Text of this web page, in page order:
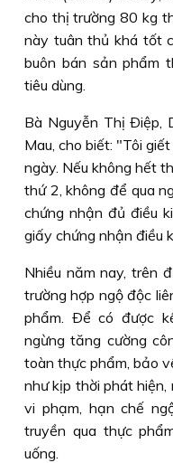
cho thị trường 80 kg
này tuân thủ khá tốt
buôn bán sản phẩm
tiêu dùng.
Bà Nguyễn Thị Ðiệp,
Mau, cho biết: "Tôi
ngày. Nếu không hết
thứ 2, không để qua
chứng nhận đủ điều
giấy chứng nhận điều
Nhiều năm nay, trên
trường hợp ngộ độc
phẩm. Ðể có được
ngừng tăng cường
toàn thực phẩm, bảo
như kịp thời phát
vi phạm, hạn chế
truyền qua thực
uống.